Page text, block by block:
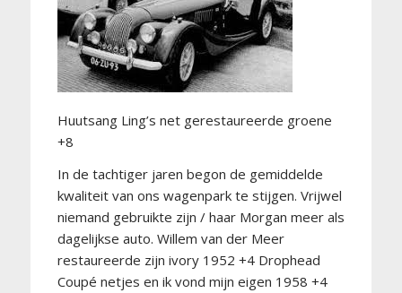
Huutsang Ling’s net gerestaureerde groene
+8
In de tachtiger jaren begon de gemiddelde
kwaliteit van ons wagenpark te stijgen. Vrijwel
niemand gebruikte zijn / haar Morgan meer als
dagelijkse auto. Willem van der Meer
restaureerde zijn ivory 1952 +4 Drophead
Coupé netjes en ik vond mijn eigen 1958 +4